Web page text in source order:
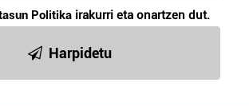
Politika irakurri eta onartzen dut.
Harpidetu